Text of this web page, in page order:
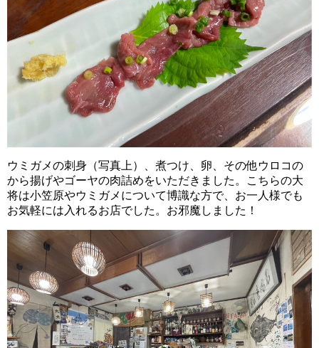
ウミガメの刺身（写真上）、煮つけ、卵、その他ウロコの
から揚げやゴーヤの肉詰めをいただきました。こちらの大
将は小笠原やウミガメについて博識な方で、お一人様でも
お気軽には入れるお店でした。お邪魔しました！